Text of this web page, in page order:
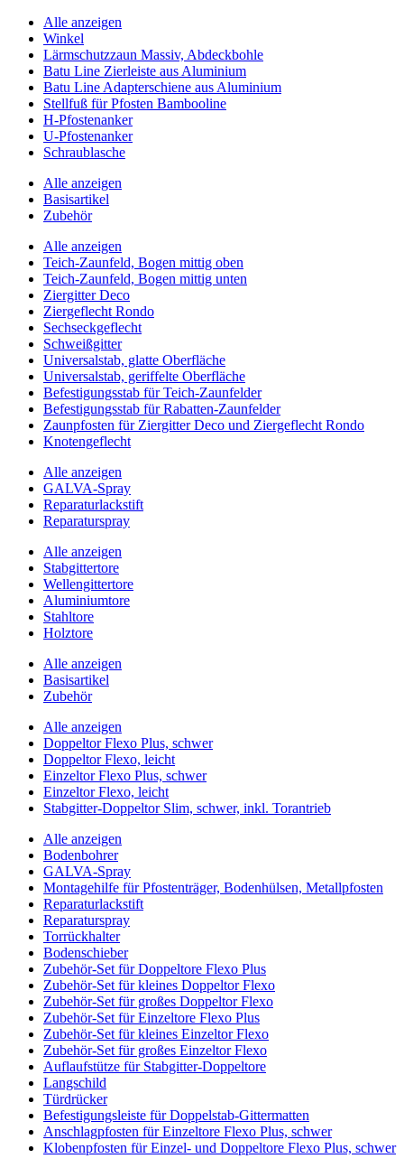
Alle anzeigen
Winkel
Lärmschutzzaun Massiv, Abdeckbohle
Batu Line Zierleiste aus Aluminium
Batu Line Adapterschiene aus Aluminium
Stellfuß für Pfosten Bambooline
H-Pfostenanker
U-Pfostenanker
Schraublasche
Alle anzeigen
Basisartikel
Zubehör
Alle anzeigen
Teich-Zaunfeld, Bogen mittig oben
Teich-Zaunfeld, Bogen mittig unten
Ziergitter Deco
Ziergeflecht Rondo
Sechseckgeflecht
Schweißgitter
Universalstab, glatte Oberfläche
Universalstab, geriffelte Oberfläche
Befestigungsstab für Teich-Zaunfelder
Befestigungsstab für Rabatten-Zaunfelder
Zaunpfosten für Ziergitter Deco und Ziergeflecht Rondo
Knotengeflecht
Alle anzeigen
GALVA-Spray
Reparaturlackstift
Reparaturspray
Alle anzeigen
Stabgittertore
Wellengittertore
Aluminiumtore
Stahltore
Holztore
Alle anzeigen
Basisartikel
Zubehör
Alle anzeigen
Doppeltor Flexo Plus, schwer
Doppeltor Flexo, leicht
Einzeltor Flexo Plus, schwer
Einzeltor Flexo, leicht
Stabgitter-Doppeltor Slim, schwer, inkl. Torantrieb
Alle anzeigen
Bodenbohrer
GALVA-Spray
Montagehilfe für Pfostenträger, Bodenhülsen, Metallpfosten
Reparaturlackstift
Reparaturspray
Torrückhalter
Bodenschieber
Zubehör-Set für Doppeltore Flexo Plus
Zubehör-Set für kleines Doppeltor Flexo
Zubehör-Set für großes Doppeltor Flexo
Zubehör-Set für Einzeltore Flexo Plus
Zubehör-Set für kleines Einzeltor Flexo
Zubehör-Set für großes Einzeltor Flexo
Auflaufstütze für Stabgitter-Doppeltore
Langschild
Türdrücker
Befestigungsleiste für Doppelstab-Gittermatten
Anschlagpfosten für Einzeltore Flexo Plus, schwer
Klobenpfosten für Einzel- und Doppeltore Flexo Plus, schwer